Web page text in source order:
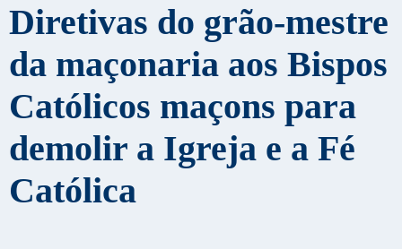
Diretivas do grão-mestre
da maçonaria aos Bispos
Católicos maçons para
demolir a Igreja e a Fé
Católica